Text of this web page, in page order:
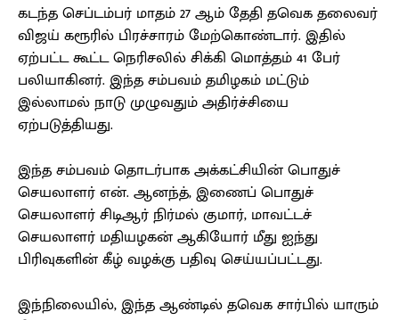
கடந்த செப்டம்பர் மாதம் 27 ஆம் தேதி தவெக தலைவர்
விஜய் கரூரில் பிரச்சாரம் மேற்கொண்டார். இதில்
ஏற்பட்ட கூட்ட நெரிசலில் சிக்கி மொத்தம் 41 பேர்
பலியாகினர். இந்த சம்பவம் தமிழகம் மட்டும்
இல்லாமல் நாடு முழுவதும் அதிர்ச்சியை
ஏற்படுத்தியது.
இந்த சம்பவம் தொடர்பாக அக்கட்சியின் பொதுச்
செயலாளர் என். ஆனந்த், இணைப் பொதுச்
செயலாளர் சிடிஆர் நிர்மல் குமார், மாவட்டச்
செயலாளர் மதியழகன் ஆகியோர் மீது ஐந்து
பிரிவுகளின் கீழ் வழக்கு பதிவு செய்யப்பட்டது.
இந்நிலையில், இந்த ஆண்டில் தவெக சார்பில் யாரும்